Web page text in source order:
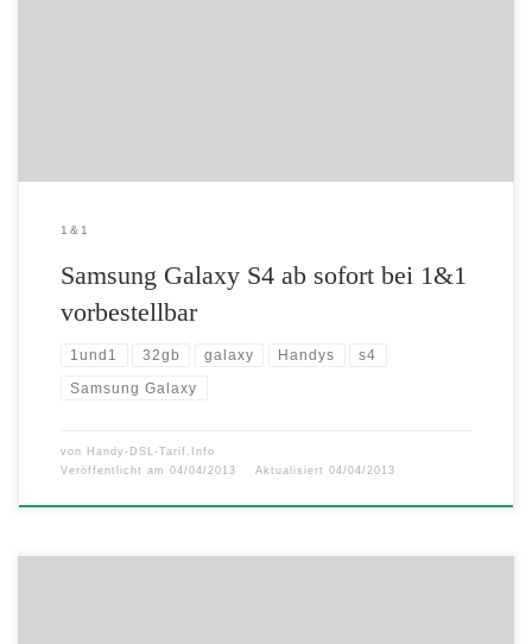
1&1
Samsung Galaxy S4 ab sofort bei 1&1
vorbestellbar
1und1 32gb galaxy Handys s4
Samsung Galaxy
von Handy-DSL-Tarif.Info
Veröffentlicht am 04/04/2013 Aktualisiert 04/04/2013